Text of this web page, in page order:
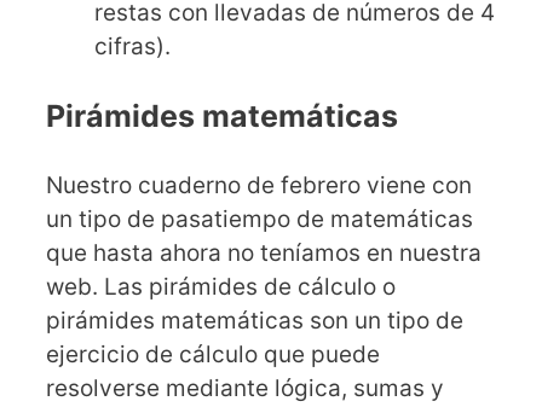
restas con llevadas de números de 4
cifras).
Pirámides matemáticas
Nuestro cuaderno de febrero viene con
un tipo de pasatiempo de matemáticas
que hasta ahora no teníamos en nuestra
web. Las pirámides de cálculo o
pirámides matemáticas son un tipo de
ejercicio de cálculo que puede
resolverse mediante lógica, sumas y